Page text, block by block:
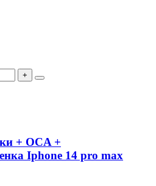
+
+ OCA +
Iphone 14 pro max